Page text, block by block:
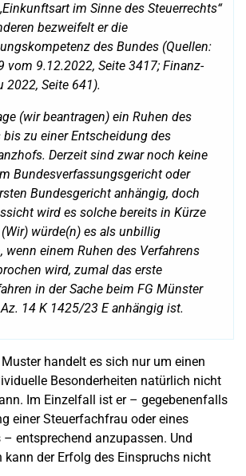
im Sinne des Steuerrechts“
bezweifelt er die
des Bundes (Quellen:
vom 9.12.2022, Seite 3417; Finanz-
2022, Seite 641).
(wir beantragen) ein Ruhen des
bis zu einer Entscheidung des
Derzeit sind zwar noch keine
Bundesverfassungsgericht oder
Bundesgericht anhängig, doch
wird es solche bereits in Kürze
würde(n) es als unbillig
wenn einem Ruhen des Verfahrens
wird, zumal das erste
in der Sache beim FG Münster
14 K 1425/23 E anhängig ist.
handelt es sich nur um einen
Besonderheiten natürlich nicht
Im Einzelfall ist er – gegebenenfalls
einer Steuerfachfrau oder eines
entsprechend anzupassen. Und
der Erfolg des Einspruchs nicht